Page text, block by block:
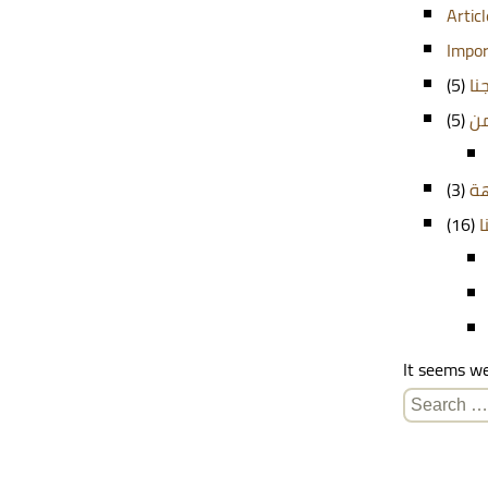
(5)
(5)
(3)
(16)
It seems
Search